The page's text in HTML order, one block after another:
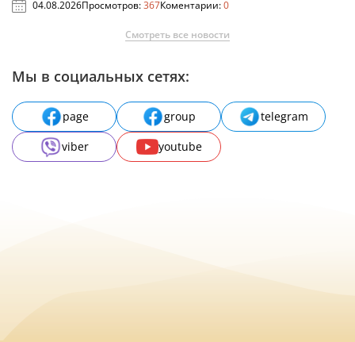
04.08.2026Просмотров:367Коментарии:0
Смотреть все новости
Мы в социальных сетях:
page group
telegram
viber
youtube